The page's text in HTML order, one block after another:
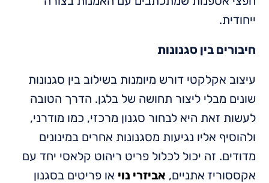
ייחודית.
חיבורים בין סגנונות
עיצוב אקלקטי דורש מיומנות בשילוב בין סגנונות
שונים מבלי ליצור תחושה של בלגן. הדרך הטובה
לעשות זאת היא לבחור סגנון מרכזי, כמו מודרני,
ולהוסיף אליו נגיעות מסגנונות אחרים במינונים
מדודים. זה יכול לכלול פריט ריהוט קלאסי יחד עם
אקססוריז אתניים, אביזרי נוי או פריטים בסגנון